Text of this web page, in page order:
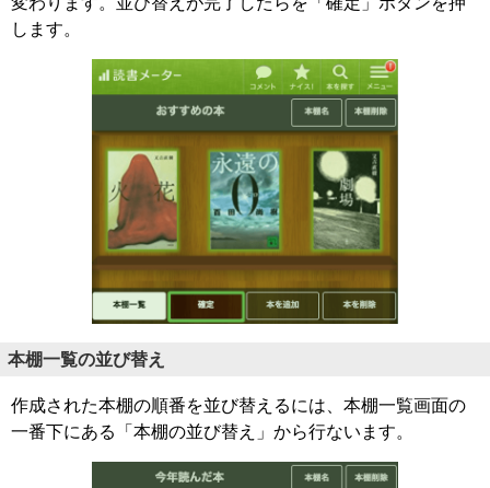
します。
本棚一覧の並び替え
作成された本棚の順番を並び替えるには、本棚一覧画面の
一番下にある「本棚の並び替え」から行ないます。